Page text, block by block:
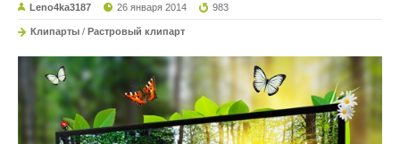
Leno4ka3187 26 января 2014 983
Клипарты / Растровый клипарт